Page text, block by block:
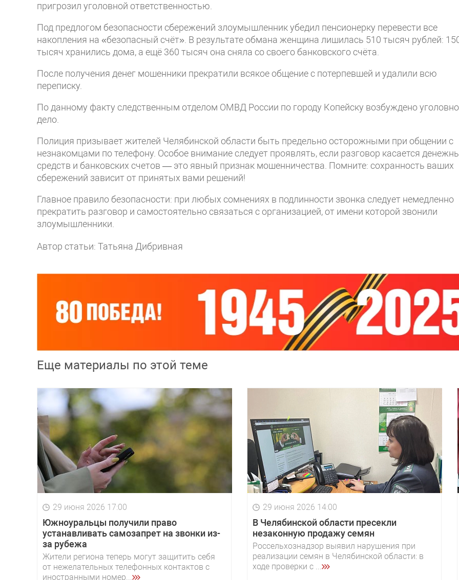
пригрозил уголовной ответственностью.
Под предлогом безопасности сбережений злоумышленник убедил пенсионерку перевести все
накопления на «безопасный счёт». В результате обмана женщина лишилась 510 тысяч рублей:
тысяч хранились дома, а ещё 360 тысяч она сняла со своего банковского счёта.
После получения денег мошенники прекратили всякое общение с потерпевшей и удалили всю
переписку.
По данному факту следственным отделом ОМВД России по городу Копейску возбуждено
дело.
Полиция призывает жителей Челябинской области быть предельно осторожными при общении с
незнакомцами по телефону. Особое внимание следует проявлять, если разговор касается
средств и банковских счетов — это явный признак мошенничества. Помните: сохранность ваших
сбережений зависит от принятых вами решений!
Главное правило безопасности: при любых сомнениях в подлинности звонка следует немедленно
прекратить разговор и самостоятельно связаться с организацией, от имени которой звонили
злоумышленники.
Автор статьи: Татьяна Дибривная
Еще материалы по этой теме
29 июня 2026 17:00
Южноуральцы получили право
устанавливать самозапрет на звонки из-
за рубежа
Жители региона теперь могут защитить себя
от нежелательных телефонных контактов с
иностранными номер...
29 июня 2026 14:00
В Челябинской области пресекли
незаконную продажу семян
Россельхознадзор выявил нарушения при
реализации семян в Челябинской области: в
ходе проверки с ...